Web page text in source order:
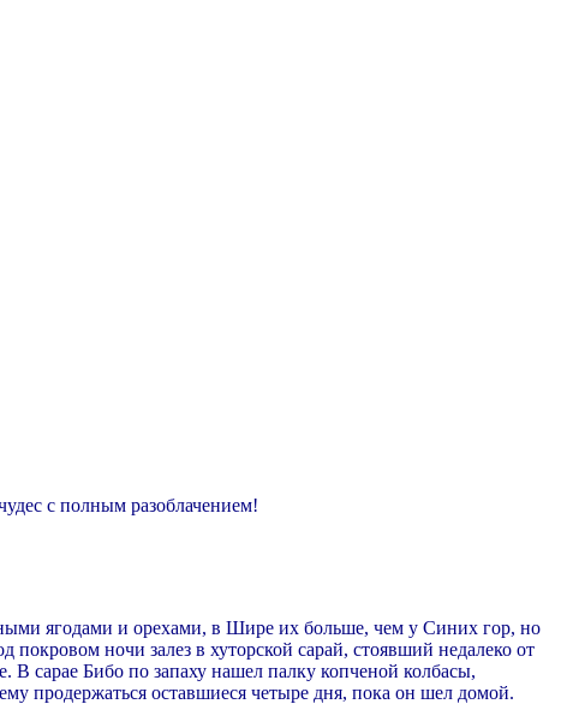
с полным разоблачением!
ягодами и орехами, в Шире их больше, чем у Синих гор, но
ночи залез в хуторской сарай, стоявший недалеко от
В сарае Бибо по запаху нашел палку копченой колбасы,
продержаться оставшиеся четыре дня, пока он шел домой.